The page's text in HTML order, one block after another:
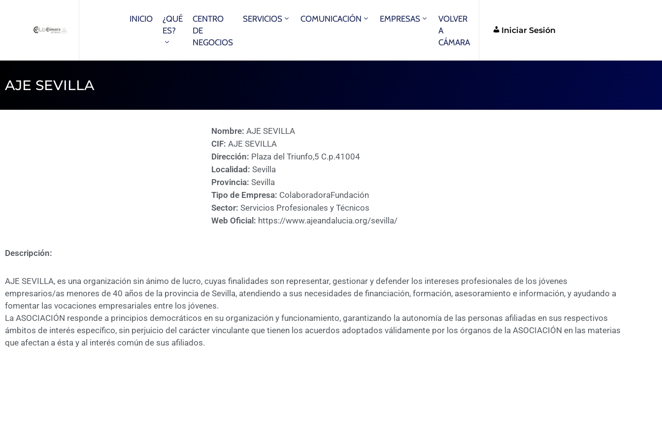
INICIO
¿QUÉ
ES?
CENTRO
DE
NEGOCIOS
SERVICIOS COMUNICACIÓN EMPRESAS
VOLVER
A
CÁMARA
Iniciar Sesión
AJE SEVILLA
Nombre: AJE SEVILLA
CIF: AJE SEVILLA
Dirección: Plaza del Triunfo,5 C.p.41004
Localidad: Sevilla
Provincia: Sevilla
Tipo de Empresa: ColaboradoraFundación
Sector: Servicios Profesionales y Técnicos
Web Oficial: https://www.ajeandalucia.org/sevilla/
Descripción:
AJE SEVILLA, es una organización sin ánimo de lucro, cuyas finalidades son representar, gestionar y defender los intereses profesionales de los jóvenes
empresarios/as menores de 40 años de la provincia de Sevilla, atendiendo a sus necesidades de financiación, formación, asesoramiento e información, y ayudando a
fomentar las vocaciones empresariales entre los jóvenes.
La ASOCIACIÓN responde a principios democráticos en su organización y funcionamiento, garantizando la autonomía de las personas afiliadas en sus respectivos
ámbitos de interés específico, sin perjuicio del carácter vinculante que tienen los acuerdos adoptados válidamente por los órganos de la ASOCIACIÓN en las materias
que afectan a ésta y al interés común de sus afiliados.